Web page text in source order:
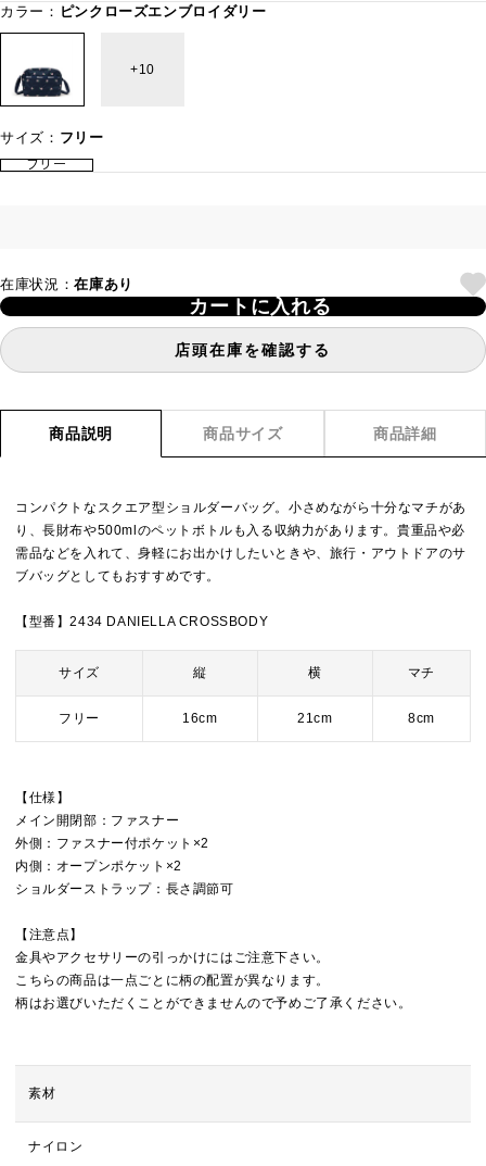
カラー： ピンクローズエンブロイダリー
10
サイズ： フリー
フリー
在庫状況：在庫あり
カートに入れる
店頭在庫を確認する
商品説明 商品サイズ 商品詳細
コンパクトなスクエア型ショルダーバッグ。小さめながら十分なマチがあ
り、長財布や500mlのペットボトルも入る収納力があります。貴重品や必
需品などを入れて、身軽にお出かけしたいときや、旅行・アウトドアのサ
ブバッグとしてもおすすめです。
【型番】2434 DANIELLA CROSSBODY
サイズ 縦 横 マチ
フリー 16cm 21cm 8cm
【仕様】
メイン開閉部：ファスナー
外側：ファスナー付ポケット×2
内側：オープンポケット×2
ショルダーストラップ：長さ調節可
【注意点】
金具やアクセサリーの引っかけにはご注意下さい。
こちらの商品は一点ごとに柄の配置が異なります。
柄はお選びいただくことができませんので予めご了承ください。
素材
ナイロン